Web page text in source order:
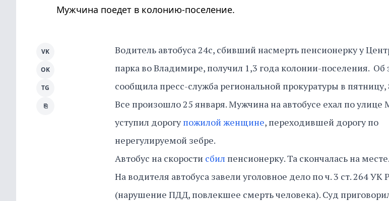
Мужчина поедет в колонию-поселение.
Водитель автобуса 24с, сбивший насмерть пенсионерку у
парка во Владимире, получил 1,3 года колонии-поселения. Об
сообщила пресс-служба региональной прокуратуры в пятницу,
Все произошло 25 января. Мужчина на автобусе ехал по улице
уступил дорогупожилой женщине, переходившей дорогу по
нерегулируемой зебре.
Автобус на скорости сбил пенсионерку. Та скончалась на месте.
На водителя автобуса завели уголовное дело по ч. 3 ст. 264 УК
(нарушение ПДД, повлекшее смерть человека). Суд
VK
OK
TG
⎘